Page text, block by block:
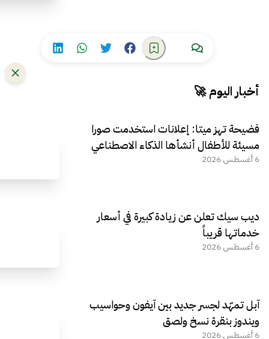
أخبار اليوم 🚀
فضيحة تهز ميتا: إعلانات استخدمت صورا
مسيئة للأطفال أنشأها الذكاء الاصطناعي
6 أغسطس 2026
ديب سيك تعلن عن زيادة كبيرة في أسعار
خدماتها قريباً
6 أغسطس 2026
آبل تمهّد لجسر جديد بين آيفون وحواسيب
ويندوز بنقرة نسخ ولصق
6 أغسطس 2026